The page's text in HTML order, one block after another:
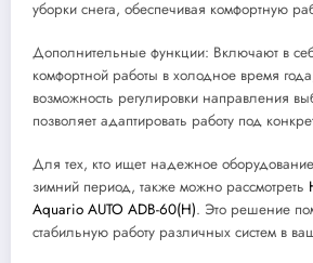
уборки снега, обеспечивая комфортную
Дополнительные функции: Включают в
комфортной работы в холодное время
возможность регулировки направления
позволяет адаптировать работу под
Для тех, кто ищет надежное
зимний период, также можно рассмотреть
Aquario AUTO ADB-60(H). Это решение
стабильную работу различных систем в